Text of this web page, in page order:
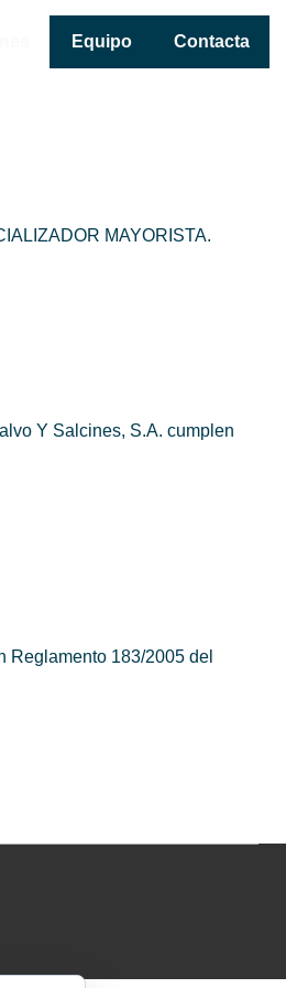
Equipo Contacta
MAYORISTA.
Y Salcines, S.A. cumplen
Reglamento 183/2005 del